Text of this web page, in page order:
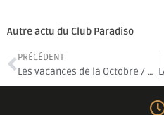
Autre actu du Club Paradiso
PRÉCÉDENT
Les vacances de la Octobre / Novembre 2023